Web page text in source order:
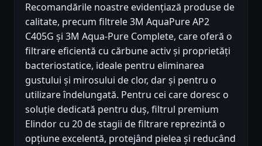
Recomandările noastre evidențiază produse de
calitate, precum filtrele 3M AquaPure AP2
C405G și 3M Aqua-Pure Complete, care oferă o
filtrare eficientă cu cărbune activ și proprietăți
bacteriostatice, ideale pentru eliminarea
gustului și mirosului de clor, dar și pentru o
utilizare îndelungată. Pentru cei care doresc o
soluție dedicată pentru duș, filtrul premium
Elindor cu 20 de stagii de filtrare reprezintă o
opțiune excelentă, protejând pielea și reducând